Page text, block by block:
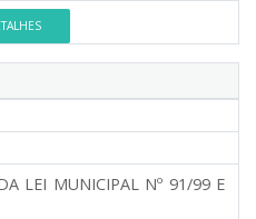
LEI MUNICIPAL Nº 91/99 E